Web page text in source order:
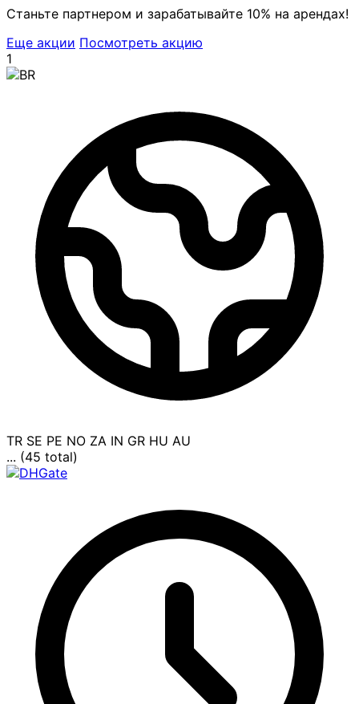
Станьте партнером и зарабатывайте 10% на арендах!
Еще акции Посмотреть акцию
1
TR SE PE NO ZA IN GR HU AU
... (45 total)